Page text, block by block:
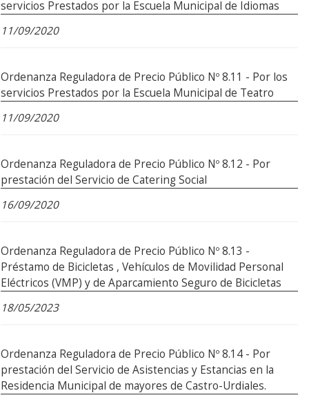
servicios Prestados por la Escuela Municipal de Idiomas
11/09/2020
Ordenanza Reguladora de Precio Público Nº 8.11 - Por los
servicios Prestados por la Escuela Municipal de Teatro
11/09/2020
Ordenanza Reguladora de Precio Público Nº 8.12 - Por
prestación del Servicio de Catering Social
16/09/2020
Ordenanza Reguladora de Precio Público Nº 8.13 -
Préstamo de Bicicletas , Vehículos de Movilidad Personal
Eléctricos (VMP) y de Aparcamiento Seguro de Bicicletas
18/05/2023
Ordenanza Reguladora de Precio Público Nº 8.14 - Por
prestación del Servicio de Asistencias y Estancias en la
Residencia Municipal de mayores de Castro-Urdiales.